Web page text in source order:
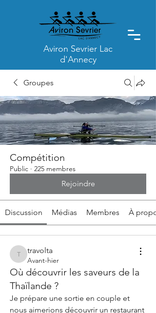
Aviron Sevrier Lac
d'Annecy
Groupes
Compétition
Public · 225 membres
Rejoindre
Discussion Médias Membres À
travolta
travolta
Avant-hier
Où découvrir les saveurs de la
Thaïlande ?
Je prépare une sortie en couple et
nous aimerions découvrir un restaurant